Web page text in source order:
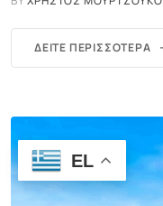
ΔΕΊΤΕ ΠΕΡΙΣΣΌΤΕΡΑ
EL